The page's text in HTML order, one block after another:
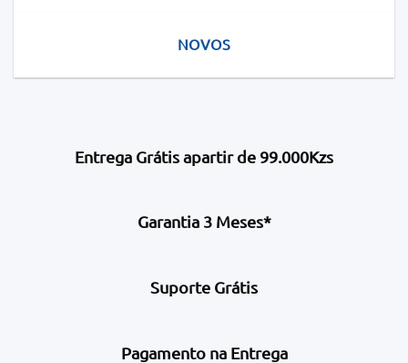
NOVOS
Entrega Grátis apartir de 99.000Kzs
Garantia 3 Meses*
Suporte Grátis
Pagamento na Entrega